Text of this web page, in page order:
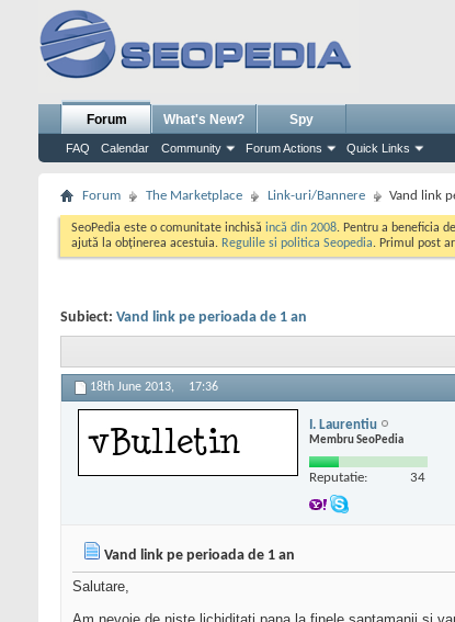
Forum
FAQ Calendar Community Forum Actions Quick Links
What's New? Spy
Forum The Marketplace Link-uri/Bannere Vand link
SeoPedia este o comunitate inchisă incă din 2008. Pentru a beneficia
ajută la obținerea acestuia. Regulile si politica Seopedia. Primul post
Subiect: Vand link pe perioada de 1 an
18th June 2013, 17:36
I. Laurentiu
Membru SeoPedia
Reputatie: 34
Vand link pe perioada de 1 an
Salutare,